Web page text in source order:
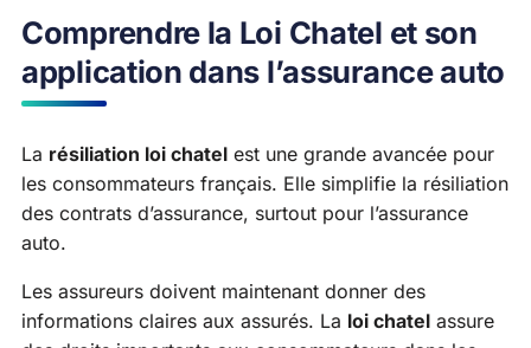
Comprendre la Loi Chatel et son
application dans l’assurance auto
La résiliation loi chatel est une grande avancée pour
les consommateurs français. Elle simplifie la résiliation
des contrats d’assurance, surtout pour l’assurance
auto.
Les assureurs doivent maintenant donner des
informations claires aux assurés. La loi chatel assure